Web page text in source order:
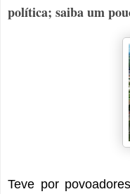
política; saiba um
Teve por